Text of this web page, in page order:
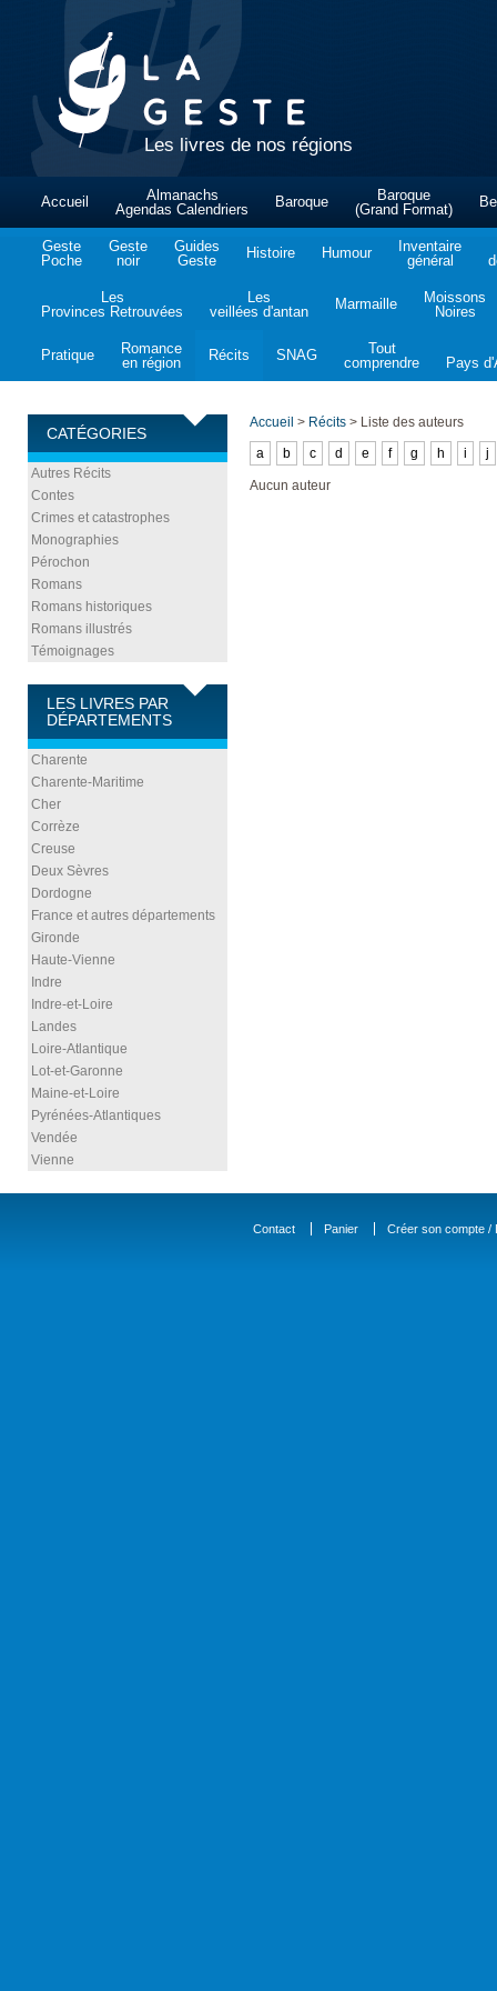
Les livres de nos régions
Accueil
Almanachs
Agendas Calendriers
Baroque
Baroque
(Grand Format)
Geste
Poche
Geste
noir
Guides
Geste
Histoire Humour
Inventaire
général
Les
Provinces Retrouvées
Les
veillées d'antan
Marmaille
Moissons
Noires
Pratique
Romance
en région
Récits SNAG
Tout
comprendre
Pays
CATÉGORIES
Autres Récits
Contes
Crimes et catastrophes
Monographies
Pérochon
Romans
Romans historiques
Romans illustrés
Témoignages
LES LIVRES PAR
DÉPARTEMENTS
Charente
Charente-Maritime
Cher
Corrèze
Creuse
Deux Sèvres
Dordogne
France et autres départements
Gironde
Haute-Vienne
Indre
Indre-et-Loire
Landes
Loire-Atlantique
Lot-et-Garonne
Maine-et-Loire
Pyrénées-Atlantiques
Vendée
Vienne
Accueil > Récits > Liste des auteurs
a
b c d e f g h i j
Aucun auteur
Contact Panier Créer son compte /